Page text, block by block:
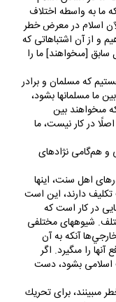
ما به واسطه اختلاف
اسلام در معرض خطر
و از آن اشتباهاتى كه
[مى‏خواهند] ما را
كه مسلمان و برادر
ما مسلمانها بشود،
مى‏خواهند بين
در كار نيست، ما
هم‌گامى نژادهاى
اهل سنت، اينها
دارند، اين است
در كار است كه
شيوه‏هاى مختلفى
آنكه به آن
را مى‏گيرد. اگر
اسلامى بشود، دست
مى‏بينند، براى تحريك